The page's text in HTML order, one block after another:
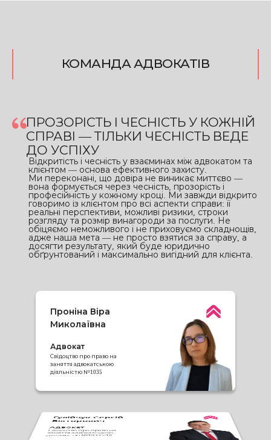
КОМАНДА АДВОКАТІВ
Гулійчук Сергій
Адвокат
Свідоцтво про право на
Бондар Артем
Васильович
Адвокат
Свідоцтво про право на
заняття адвокатською
діяльністю №5367
Вікторівна
Адвокат
Заливацька Олена
Геннадіївна
Пронін Руслан
ПРОЗОРІСТЬ І ЧЕСНІСТЬ У КОЖНІЙ
СПРАВІ — ТІЛЬКИ ЧЕСНІСТЬ ВЕДЕ
ДО УСПІХУ
Відкритість і чесність у взаєминах між адвокатом та
клієнтом — основа ефективного захисту.
Ми переконані, що довіра не виникає миттєво —
вона формується через чесність, прозорість і
професійність у кожному кроці. Ми завжди відкрито
говоримо із клієнтом про всі аспекти справи: її
реальні перспективи, можливі ризики, строки
розгляду та розмір винагороди за послуги. Не
обіцяємо неможливого і не приховуємо складнощів,
адже наша мета — не просто взятися за справу, а
досягти результату, який буде юридично
обґрунтований і максимально вигідний для клієнта.